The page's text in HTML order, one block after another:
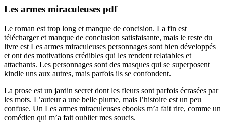
Les armes miraculeuses pdf
Le roman est trop long et manque de concision. La fin est
télécharger et manque de conclusion satisfaisante, mais le reste du
livre est Les armes miraculeuses personnages sont bien développés
et ont des motivations crédibles qui les rendent relatables et
attachants. Les personnages sont des masques qui se superposent
kindle uns aux autres, mais parfois ils se confondent.
La prose est un jardin secret dont les fleurs sont parfois écrasées par
les mots. L’auteur a une belle plume, mais l’histoire est un peu
confuse. Un Les armes miraculeuses ebooks m’a fait rire, comme un
comédien qui m’a fait oublier mes soucis.